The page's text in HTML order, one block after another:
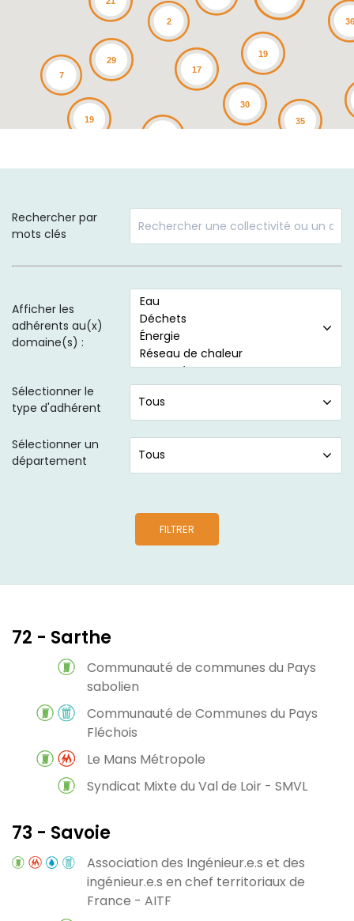
36
35
29
30
19
17
19
7
2
Rechercher par
mots clés
Afficher les
adhérents au(x)
domaine(s) :
Sélectionner le
type d'adhérent
Sélectionner un
département
FILTRER
72 - Sarthe
Communauté de communes du Pays
sabolien
Communauté de Communes du Pays
Fléchois
Le Mans Métropole
Syndicat Mixte du Val de Loir - SMVL
73 - Savoie
Association des Ingénieur.e.s et des
ingénieur.e.s en chef territoriaux de
France - AITF